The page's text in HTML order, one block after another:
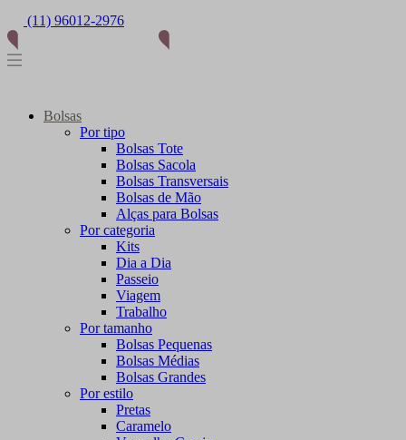
(11) 96012-2976
Bolsas
Por tipo
Bolsas Tote
Bolsas Sacola
Bolsas Transversais
Bolsas de Mão
Alças para Bolsas
Por categoria
Kits
Dia a Dia
Passeio
Viagem
Trabalho
Por tamanho
Bolsas Pequenas
Bolsas Médias
Bolsas Grandes
Por estilo
Pretas
Caramelo